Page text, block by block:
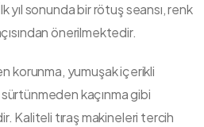
yıl sonunda bir rötuş seansı, renk
önerilmektedir.
korunma, yumuşak içerikli
sürtünmeden kaçınma gibi
Kaliteli tıraş makineleri tercih